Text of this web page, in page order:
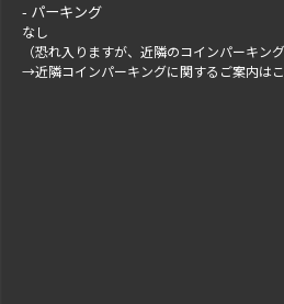
パーキング
なし
（恐れ入りますが、近隣のコインパーキン
→近隣コインパーキングに関するご案内は